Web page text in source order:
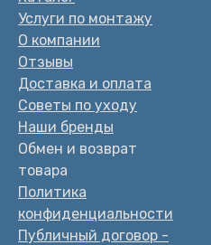
Услуги по монтажу
О компании
Отзывы
Доставка и оплата
Советы по уходу
Наши бренды
Обмен и возврат
товара
Политика
конфиденциальности
Публичный договор -